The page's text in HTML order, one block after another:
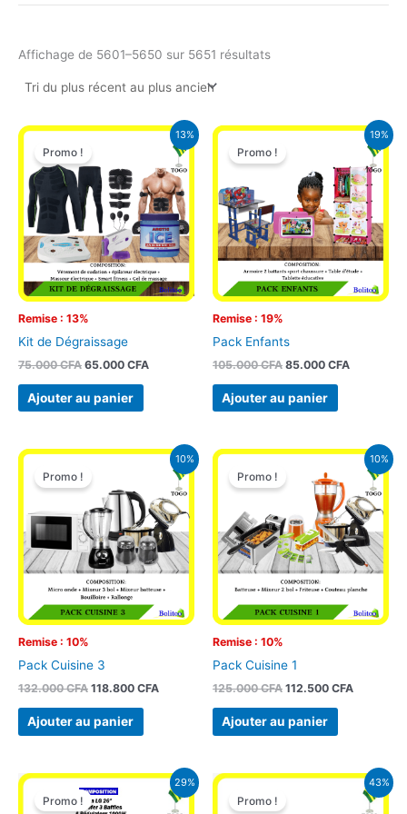
Affichage de 5601–5650 sur 5651 résultats
13%
Remise : 13%
Promo !
Kit de Dégraissage
75.000CFA
Le
initial
était :
75.000 CFA.
65.000 CFA
Le
actuel
est :
65.000 CFA.
Ajouter au panier
19%
Remise : 19%
Promo !
Pack Enfants
105.000CFA
Le
était :
105.000 CFA.
85.000 CFA
Le
prix
actuel
est :
85.000
Ajouter au panier
10%
Remise : 10%
Promo !
Pack Cuisine 3
132.000CFA
Le
était :
132.000 CFA.
118.800 CFA
Le
prix
actuel
est :
118.800 CFA.
Ajouter au panier
10%
Remise : 10%
Promo !
Pack Cuisine 1
125.000CFA
Le
initial
était :
125.000 CFA.
112.500 CFA
Le
prix
actuel
est :
112.500
Ajouter au panier
29%
Promo !
Le
prix
initial
Le
prix
actuel
43%
Promo !
Le
Le
prix
actuel